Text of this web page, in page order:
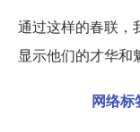
通过这样的春联，
显示他们的才华和
网络标